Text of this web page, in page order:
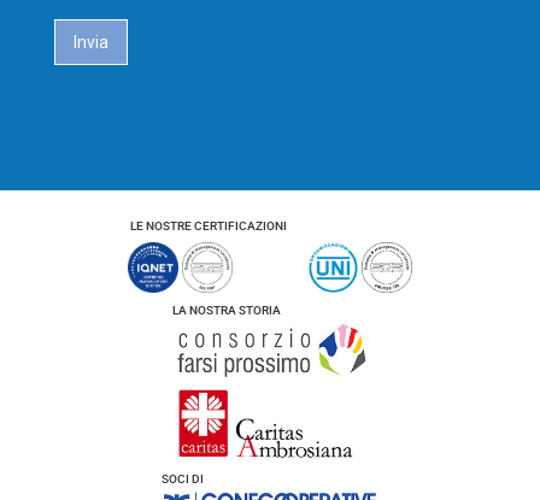
c
Invia
LE NOSTRE CERTIFICAZIONI
LA NOSTRA STORIA
SOCI DI